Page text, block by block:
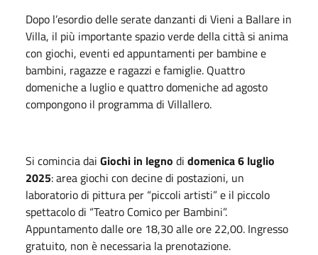
Dopo l’esordio delle serate danzanti di Vieni a Ballare in
Villa, il più importante spazio verde della città si anima
con giochi, eventi ed appuntamenti per bambine e
bambini, ragazze e ragazzi e famiglie. Quattro
domeniche a luglio e quattro domeniche ad agosto
compongono il programma di Villallero.
Si comincia dai Giochi in legno di domenica 6 luglio
2025: area giochi con decine di postazioni, un
laboratorio di pittura per “piccoli artisti” e il piccolo
spettacolo di “Teatro Comico per Bambini”.
Appuntamento dalle ore 18,30 alle ore 22,00. Ingresso
gratuito, non è necessaria la prenotazione.